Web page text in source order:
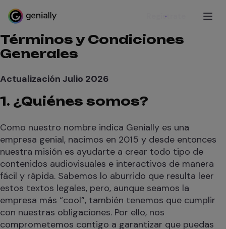
Regístrate
Términos y Condiciones
Generales
Actualización Julio 2026
1. ¿Quiénes somos?
Como nuestro nombre indica Genially es una
empresa genial, nacimos en 2015 y desde entonces
nuestra misión es ayudarte a crear todo tipo de
contenidos audiovisuales e interactivos de manera
fácil y rápida. Sabemos lo aburrido que resulta leer
estos textos legales, pero, aunque seamos la
empresa más “cool”, también tenemos que cumplir
con nuestras obligaciones. Por ello, nos
comprometemos contigo a garantizar que puedas